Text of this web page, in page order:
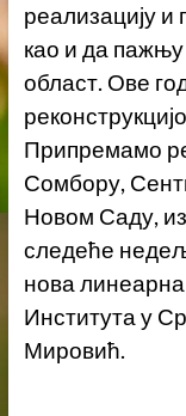
реализацију
као и да
област. Ове
Припремамо
Сомбору,
Новом Саду,
следеће
нова
Института у
Мировић.